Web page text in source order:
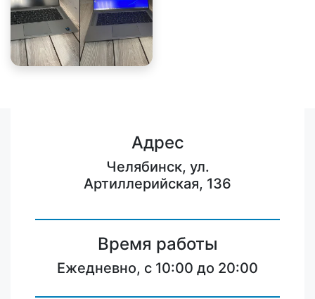
Адрес
Челябинск, ул.
Артиллерийская, 136
Время работы
Ежедневно, с 10:00 до 20:00